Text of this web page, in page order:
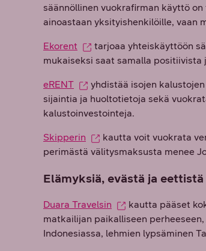
säännöllinen vuokrafirman käyttö
ainoastaan yksityishenkilöille, vaan
Ekorent
tarjoaa yhteiskäyttöön
mukaiseksi saat samalla positiivista
eRENT
yhdistää isojen
sijaintia ja huoltotietoja sekä
kalustoinvestointeja.
Skipperin
kautta voit vuokrata
perimästä välitysmaksusta menee
Elämyksiä, evästä ja
Duara Travelsin
kautta pääset
matkailijan paikalliseen
Indonesiassa, lehmien lypsäminen